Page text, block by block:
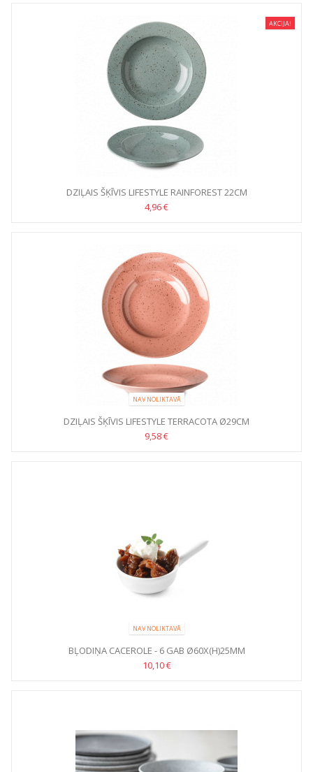
AKCIJA!
DZIĻAIS ŠĶĪVIS LIFESTYLE RAINFOREST 22CM
4,96 €
NAV NOLIKTAVĀ
DZIĻAIS ŠĶĪVIS LIFESTYLE TERRACOTA Ø29CM
9,58 €
NAV NOLIKTAVĀ
BĻODIŅA CACEROLE - 6 GAB Ø60X(H)25MM
10,10 €